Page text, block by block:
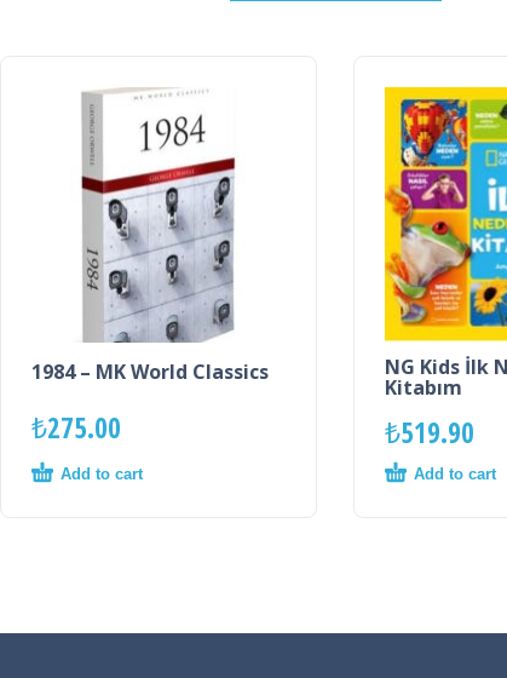
1984 – MK World Classics
₺275.00
Add to cart
NG Kids İlk
Kitabım
₺519.90
Add to cart